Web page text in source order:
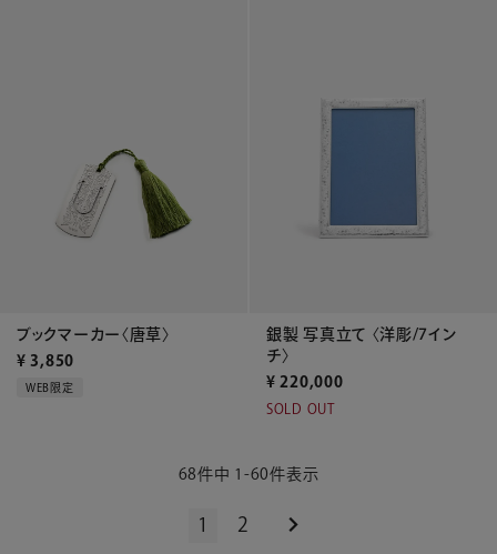
ブックマーカー〈唐草〉
¥ 3,850
WEB限定
銀製 写真立て 〈洋彫/7イン
チ〉
¥ 220,000
SOLD OUT
68件中 1 -60件表示
1 2